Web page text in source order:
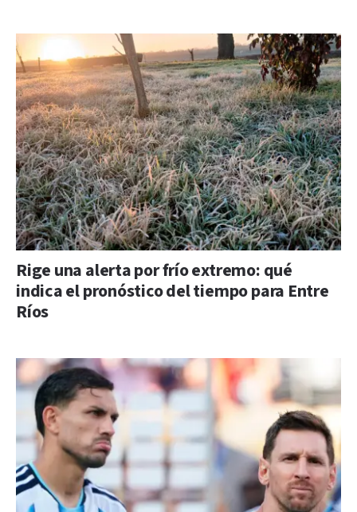
Rige una alerta por frío extremo: qué
indica el pronóstico del tiempo para Entre
Ríos